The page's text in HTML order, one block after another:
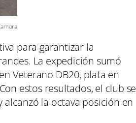
para garantizar la
La expedición sumó
Veterano DB20, plata en
estos resultados, el club se
la octava posición en